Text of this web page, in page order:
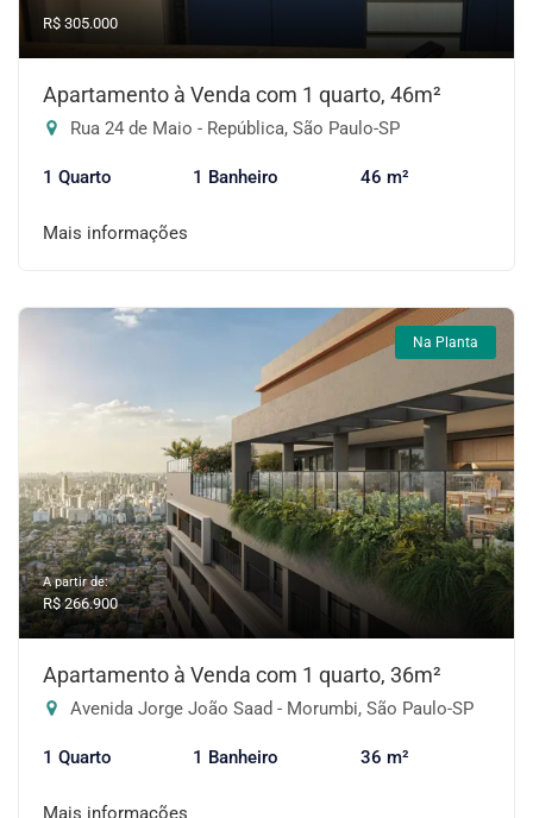
R$ 305.000
Apartamento à Venda com 1 quarto, 46m²
Rua 24 de Maio - República, São Paulo-SP
1 Quarto 1 Banheiro 46 m²
Mais informações
Na Planta
A partir de:
R$ 266.900
Apartamento à Venda com 1 quarto, 36m²
Avenida Jorge João Saad - Morumbi, São Paulo-SP
1 Quarto 1 Banheiro 36 m²
Mais informações